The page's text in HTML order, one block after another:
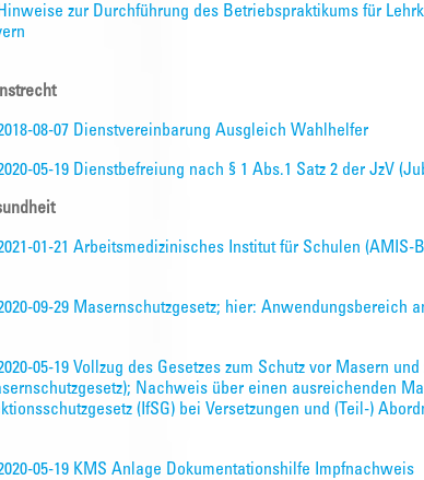
Hinweise zur Durchführung des Betriebspraktikums für
08-07 Dienstvereinbarung Ausgleich Wahlhelfer
05-19 Dienstbefreiung nach § 1 Abs.1 Satz 2 der JzV
01-21 Arbeitsmedizinisches Institut für Schulen
09-29 Masernschutzgesetz; hier: Anwendungsbereich
05-19 Vollzug des Gesetzes zum Schutz vor Masern
Nachweis über einen ausreichenden
(IfSG) bei Versetzungen und (Teil-)
05-19 KMS Anlage Dokumentationshilfe Impfnachweis